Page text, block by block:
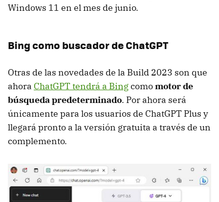
Windows 11 en el mes de junio.
Bing como buscador de ChatGPT
Otras de las novedades de la Build 2023 son que
ahora ChatGPT tendrá a Bingcomomotor de
búsqueda predeterminado. Por ahora será
únicamente para los usuarios de ChatGPT Plus y
llegará pronto a la versión gratuita a través de un
complemento.